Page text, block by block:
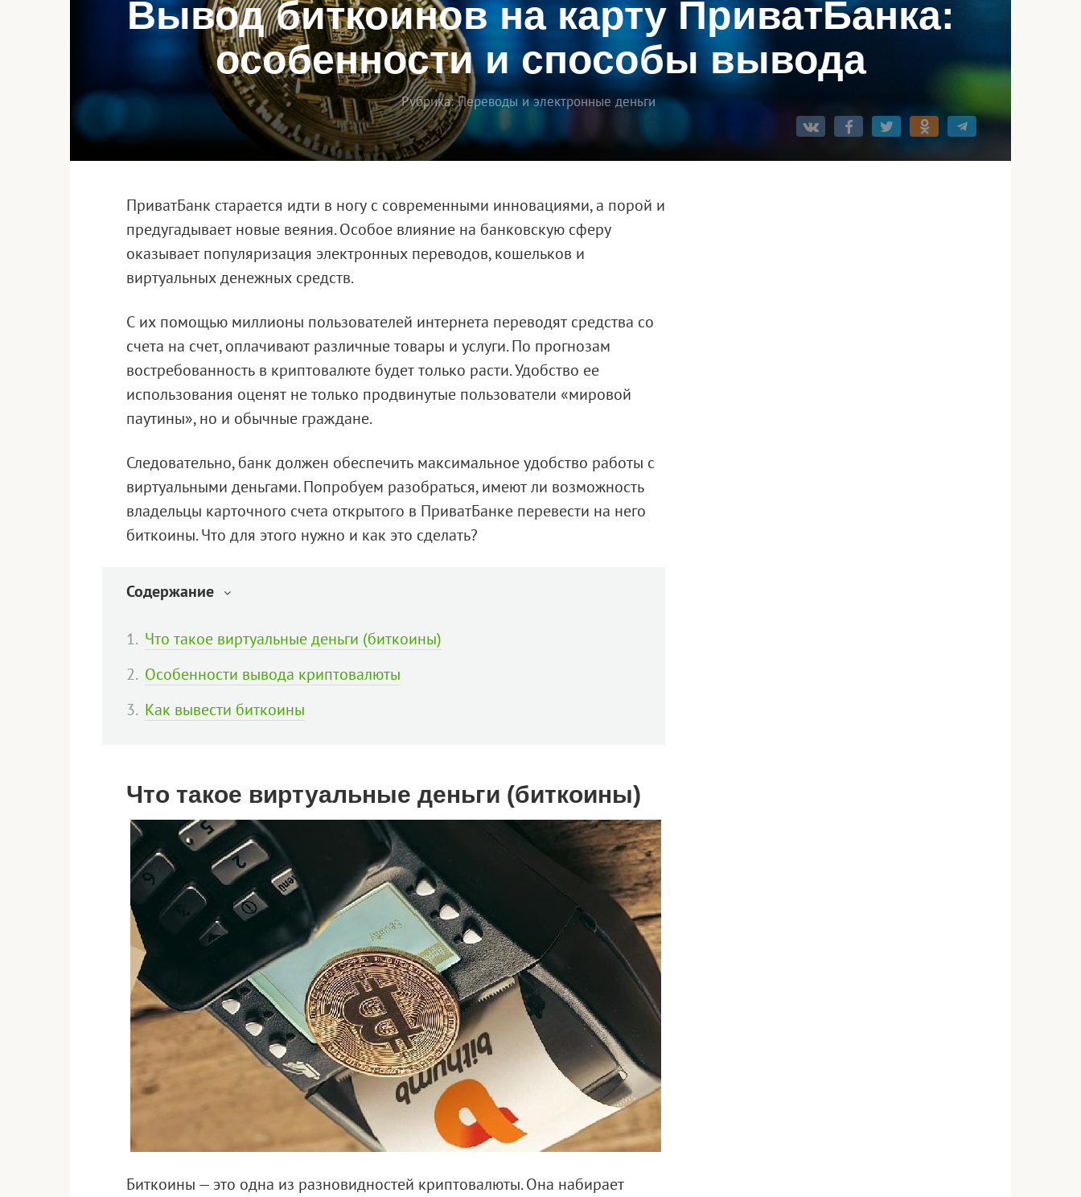
Вывод биткоинов на карту ПриватБанка:
особенности и способы вывода
Рубрика: Переводы и электронные деньги
ПриватБанк старается идти в ногу с современными инновациями, а порой и
предугадывает новые веяния. Особое влияние на банковскую сферу
оказывает популяризация электронных переводов, кошельков и
виртуальных денежных средств.
С их помощью миллионы пользователей интернета переводят средства со
счета на счет, оплачивают различные товары и услуги. По прогнозам
востребованность в криптовалюте будет только расти. Удобство ее
использования оценят не только продвинутые пользователи «мировой
паутины», но и обычные граждане.
Следовательно, банк должен обеспечить максимальное удобство работы с
виртуальными деньгами. Попробуем разобраться, имеют ли возможность
владельцы карточного счета открытого в ПриватБанке перевести на него
биткоины. Что для этого нужно и как это сделать?
Содержание
Что такое виртуальные деньги (биткоины)
Особенности вывода криптовалюты
Как вывести биткоины
Что такое виртуальные деньги (биткоины)
Биткоины — это одна из разновидностей криптовалюты. Она набирает